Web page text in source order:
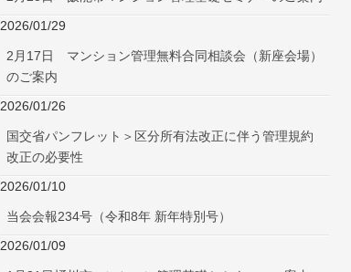
2026/01/29
2月17日 マンション管理無料合同相談会（新座会場）
のご案内
2026/01/26
国交省パンフレット＞区分所有法改正に伴う管理規約
改正の必要性
2026/01/10
当会会報234号（令和8年 新年特別号）
2026/01/09